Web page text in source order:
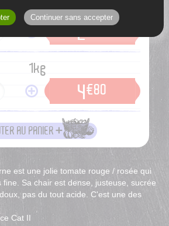
500g
2€40
1kg
4 €80
AU PANIER
est une jolie tomate rouge / rosée qui
Sa chair est dense, justeuse, sucrée
pas du tout acide. C'est une des
Cat II
Continuer sans accepter